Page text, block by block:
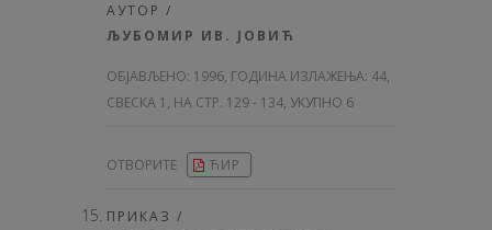
АУТОР /
ЉУБОМИР ИВ. ЈОВИЋ
ОБЈАВЉЕНО: 1996, ГОДИНА ИЗЛАЖЕЊА: 44,
СВЕСКА 1, НА СТР. 129 - 134, УКУПНО 6
ОТВОРИТЕ ЋИР
ПРИКАЗ /